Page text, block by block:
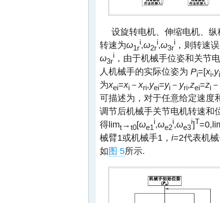
设旋转电机、伸缩电机、
转速为ω1r
i,ω2r
i,ω3r
i ，则转速
ω3r
i ，由于机械手位姿和关节
人机械手的实际位姿为 Pi=[xi,yi
为xei=xi － xri,yei=yi － yri,zei=zi －
可描述为，对于任意给定速度
调节后机械手关节电机转速和
得limt→t0[ωe1
i,ωe2
i,ωe3
i]T
械臂1或机械手1， i=2代表机
如图 5所示.